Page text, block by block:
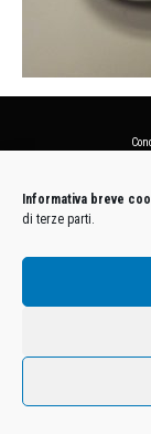
Informativa breve
di terze parti.
Euro 12.500.000 i.v. - C.F.
P.IVA. 11005760159 -